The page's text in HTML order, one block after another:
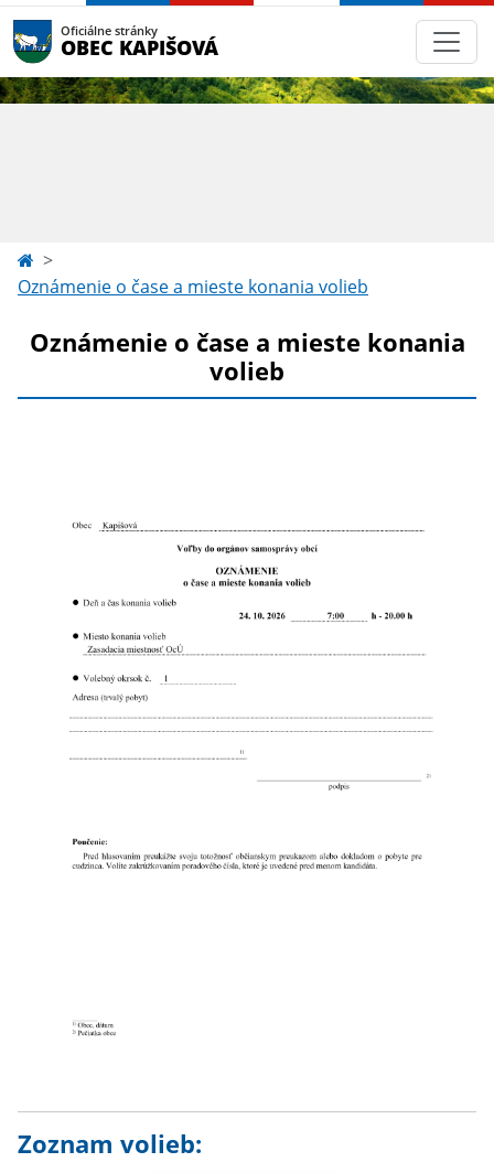
Oficiálne stránky
OBEC KAPIŠOVÁ
Oznámenie o čase a mieste konania volieb
Oznámenie o čase a mieste konania
volieb
Zoznam volieb: